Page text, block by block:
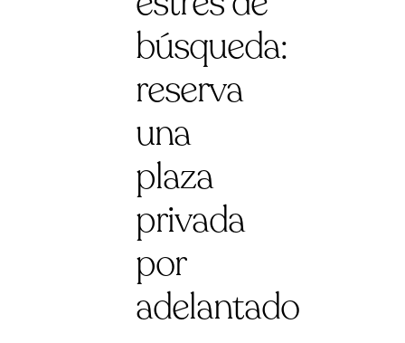
búsqueda:
reserva
una
plaza
privada
por
adelantado